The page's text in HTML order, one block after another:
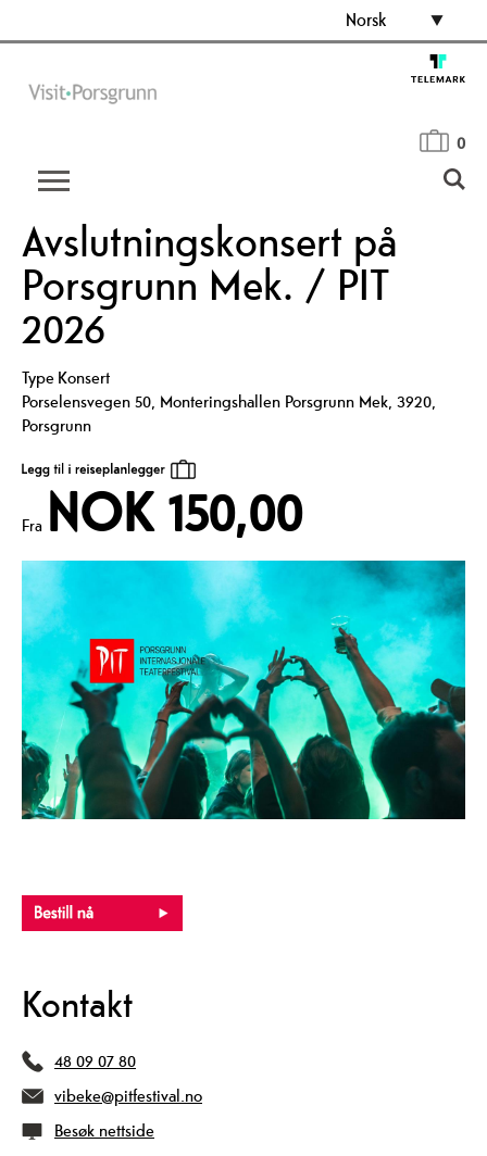
Norsk
0
Avslutningskonsert på
Porsgrunn Mek. / PIT
2026
TypeKonsert
Porselensvegen 50, Monteringshallen Porsgrunn Mek, 3920,
Porsgrunn
Fra NOK 150,00
Kontakt
48 09 07 80
vibeke@pitfestival.no
Besøk nettside